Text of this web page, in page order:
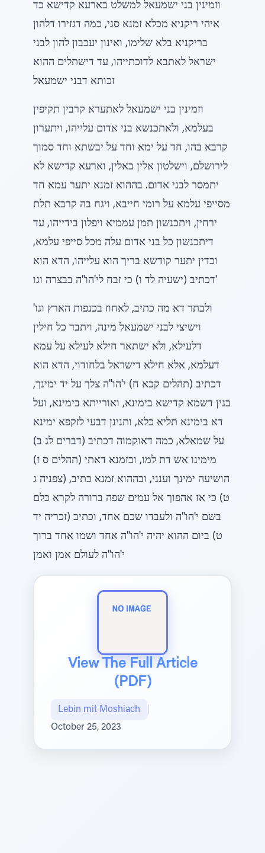
וזמינין בני ישמעאל למשלט בארעא קדישא כד
איהי ריקניא מכלא זמנא סגי, כמה דגזירו דלהון
בריקניא בלא שלימו, ואינון יעכבון להון לבני
ישראל לאתבא לדוכתייהו, עד דישתלים ההוא
זכותא דבני ישמעאל
וזמינין בני ישמעאל לאתערא קרבין תקיפין
בעלמא, ולאתכנשא בני אדום עלייהו, ויתערון
קרבא בהו, חד על ימא וחד על יבשתא וחד סמוך
לירושלם, וישלטון אלין באלין, וארעא קדישא לא
יתמסר לבני אדום. בההוא זמנא יתער עמא חד
מסייפי עלמא על רומי חייבא, ויגח בה קרבא תלת
ירחין, ויתכנשון תמן עממיא ויפלון בידייהו, עד
דיתכנשון כל בני אדום עלה מכל סייפי עלמא,
וכדין יתער קודשא בריך הוא עלייהו, הדא הוא
דכתיב (ישעיה לד ו) כי זבח לי'הו"ה בבצרה וגו'
ולבתר דא מה כתיב, לאחוז בכנפות הארץ וגו'
וישיצי לבני ישמעאל מינה, ויתבר כל חילין
דלעילא, ולא ישתאר חילא לעילא על עמא
דעלמא, אלא חילא דישראל בלחודוי, הדא הוא
דכתיב (תהלים קכא ח) י'הו"ה צלך על יד ימינך,
בגין דשמא קדישא בימינא, ואורייתא בימינא, ועל
דא בימינא תליא כלא, ותנינן דבעי לזקפא ימינא
על שמאלא, כמה דאוקמוה דכתיב (דברים לג ב)
מימינו אש דת למו, ובזמנא דאתי (תהלים ס ז)
הושיעה ימינך וענני, ובההוא זמנא כתיב, (צפניה ג
ט) כי אז אהפוך אל עמים שפה ברורה לקרא כלם
בשם י'הו"ה ולעבדו שכם אחד, וכתיב (זכריה יד
ט) ביום ההוא יהיה י'הו"ה אחד ושמו אחד ברוך
י'הו"ה לעולם אמן ואמן
View The Full Article
(PDF)
Lebin mit Moshiach
October 25, 2023